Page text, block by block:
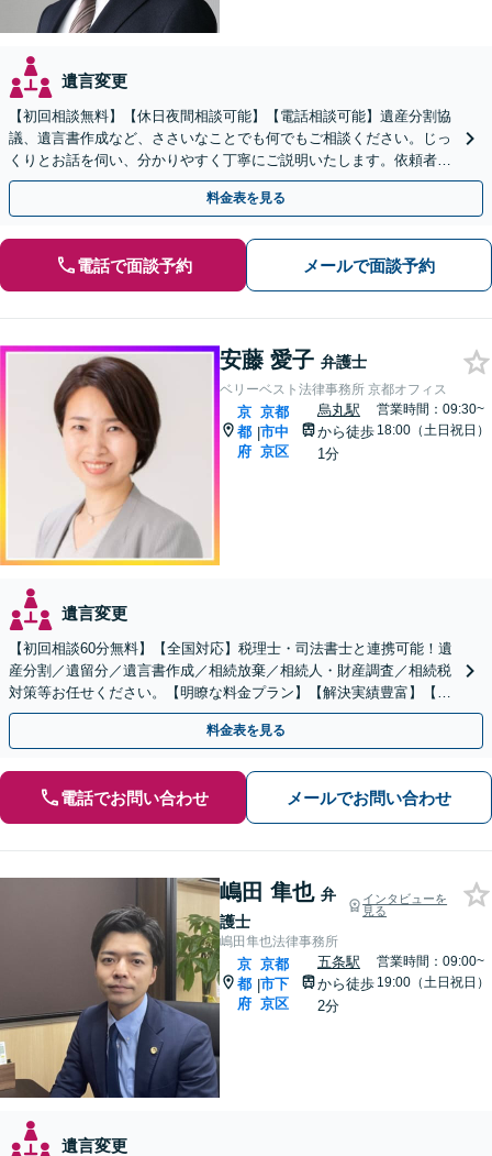
遺言変更
【初回相談無料】【休日夜間相談可能】【電話相談可能】遺産分割協
議、遺言書作成など、ささいなことでも何でもご相談ください。じっ
くりとお話を伺い、分かりやすく丁寧にご説明いたします。依頼者の
方の利益を最大化するために尽力いたします。
料金表を見る
電話で面談予約 メールで面談予約
安藤 愛子 弁護士
ベリーベスト法律事務所 京都オフィス
京
都
府
|
京都
市中
京区
烏丸駅
から徒歩
1分
営業時間：09:30~
18:00（土日祝日）
遺言変更
【初回相談60分無料】【全国対応】税理士・司法書士と連携可能！遺
産分割／遺留分／遺言書作成／相続放棄／相続人・財産調査／相続税
対策等お任せください。【明瞭な料金プラン】【解決実績豊富】【電
話相談可】
料金表を見る
電話でお問い合わせ メールでお問い合わせ
嶋田 隼也 弁
護士
インタビューを
見る
嶋田隼也法律事務所
京
都
府
|
京都
市下
京区
五条駅
から徒歩
2分
営業時間：09:00~
19:00（土日祝日）
遺言変更